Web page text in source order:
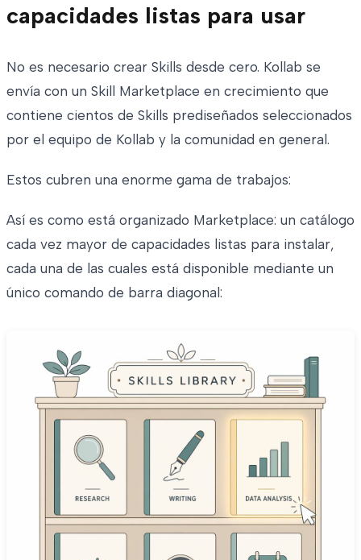
capacidades listas para usar
No es necesario crear Skills desde cero. Kollab se
envía con un Skill Marketplace en crecimiento que
contiene cientos de Skills prediseñados seleccionados
por el equipo de Kollab y la comunidad en general.
Estos cubren una enorme gama de trabajos:
Así es como está organizado Marketplace: un catálogo
cada vez mayor de capacidades listas para instalar,
cada una de las cuales está disponible mediante un
único comando de barra diagonal: